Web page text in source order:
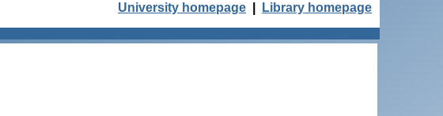
University homepage Library homepage